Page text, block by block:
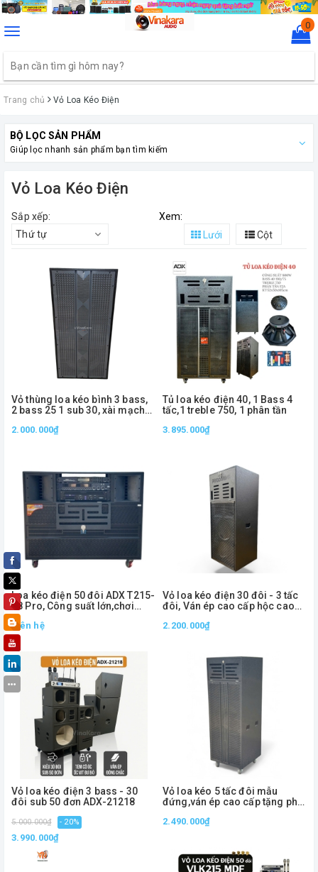
Toggle
0
Trang chủ Vỏ Loa Kéo Điện
BỘ LỌC SẢN PHẨM
Giúp lọc nhanh sản phẩm bạn tìm kiếm
Vỏ Loa Kéo Điện
Sắp xếp:
Thứ tự
Xem:
Lưới
Cột
Vỏ thùng loa kéo bình 3 bass,
2 bass 25 1 sub 30, xài mạch
2.000.000₫
Tủ loa kéo điện 40, 1 Bass 4
tấc,1 treble 750, 1 phân tần
3.895.000₫
Loa kéo điện 50 đôi ADX T215-
58 Pro, Công suất lớn,chơi
không gian ngoài trời
Liên hệ
Vỏ loa kéo điện 30 đôi - 3 tấc
đôi, Ván ép cao cấp hộc cao
2.200.000₫
Vỏ loa kéo điện 3 bass - 30
đôi sub 50 đơn ADX-21218
5.000.000₫ - 20%
3.990.000₫
Vỏ loa kéo 5 tấc đôi mẫu
đứng,ván ép cao cấp tặng phụ
2.490.000₫